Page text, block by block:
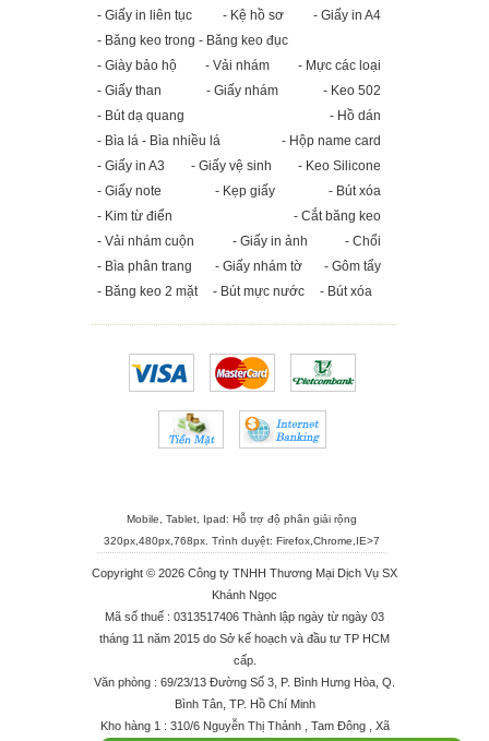
- Giấy in liên tục
- Kệ hồ sơ
- Giấy in A4
- Băng keo trong - Băng keo đục
- Giày bảo hộ
- Vải nhám
- Mực các loại
- Giấy than
- Giấy nhám
- Keo 502
- Bút dạ quang
- Hồ dán
- Bìa lá - Bìa nhiều lá
- Hộp name card
- Giấy in A3
- Giấy vệ sinh
- Keo Silicone
- Giấy note
- Kẹp giấy
- Bút xóa
- Kim từ điển
- Cắt băng keo
- Vải nhám cuộn
- Giấy in ảnh
- Chổi
- Bìa phân trang
- Giấy nhám tờ
- Gôm tẩy
- Băng keo 2 mặt
- Bút mực nước - Bút xóa
Mobile, Tablet, Ipad: Hỗ trợ độ phân giải rộng
320px,480px,768px. Trình duyệt: Firefox,Chrome,IE>7
Copyright © 2026 Công ty TNHH Thương Mại Dịch Vụ SX
Khánh Ngọc
Mã số thuế : 0313517406 Thành lập ngày từ ngày 03
tháng 11 năm 2015 do Sở kế hoạch và đầu tư TP HCM
cấp.
Văn phòng : 69/23/13 Đường Số 3, P. Bình Hưng Hòa, Q.
Bình Tân, TP. Hồ Chí Minh
Kho hàng 1 : 310/6 Nguyễn Thị Thảnh , Tam Đông , Xã